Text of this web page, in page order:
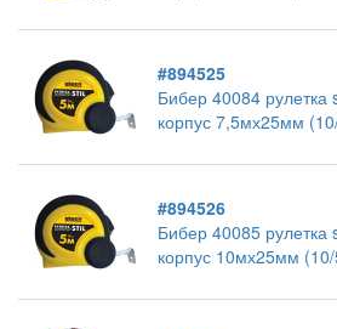
#894525
Бибер 40084 рулетка
корпус 7,5мх25мм
#894526
Бибер 40085 рулетка
корпус 10мх25мм